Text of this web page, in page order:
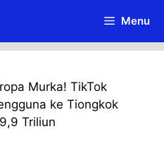
Menu
Murka! TikTok
ke Tiongkok
Triliun